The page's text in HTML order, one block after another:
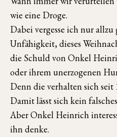
wie eine Droge.
Dabei vergesse ich nur allzu
Unfähigkeit, dieses
die Schuld von Onkel
oder ihrem unerzogenen
Denn die verhalten sich seit
Damit lässt sich kein
Aber Onkel Heinrich
ihn denke.